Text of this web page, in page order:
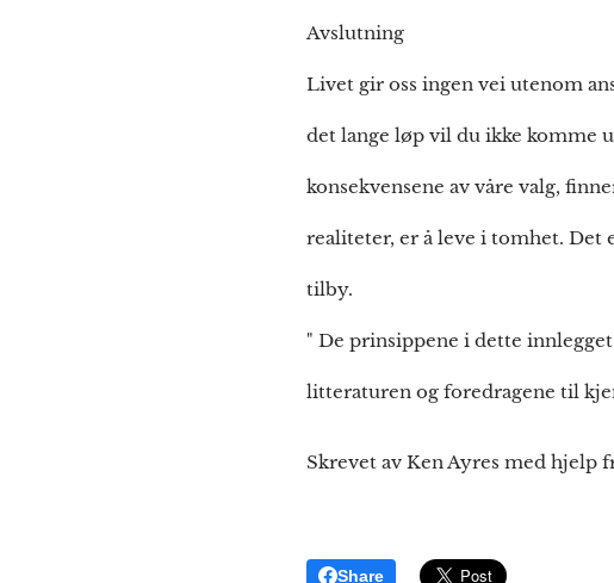
Avslutning
Livet gir oss ingen vei utenom
det lange løp vil du ikke komme
konsekvensene av våre valg,
realiteter, er å leve i tomhet. Det
tilby.
" De prinsippene i dette
litteraturen og foredragene til
Skrevet av Ken Ayres med hjelp
Share